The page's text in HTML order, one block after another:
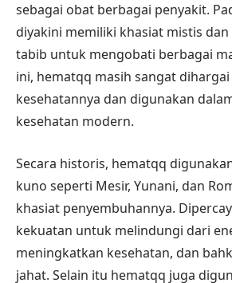
sebagai obat berbagai penyakit.
diyakini memiliki khasiat mistis
tabib untuk mengobati berbagai
ini, hematqq masih sangat
kesehatannya dan digunakan
kesehatan modern.
Secara historis, hematqq
kuno seperti Mesir, Yunani, dan
khasiat penyembuhannya.
kekuatan untuk melindungi dari
meningkatkan kesehatan, dan
jahat. Selain itu hematqq juga